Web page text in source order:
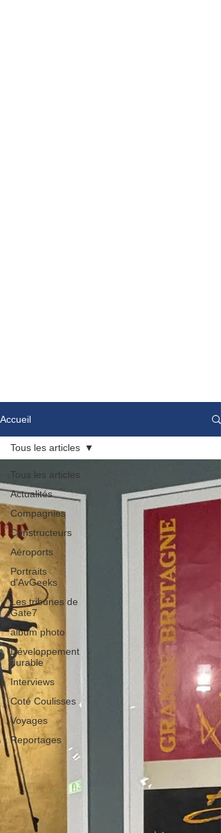
Accueil
Tous les articles
Actualités
Compagnies
Constructeurs
Aéroports
Portraits
d'AvGeeks
Les tribunes de
Gate7
album photo
Développement
durable
Interviews
Coté Coulisses
Voyages
Reportages
Tous les articles